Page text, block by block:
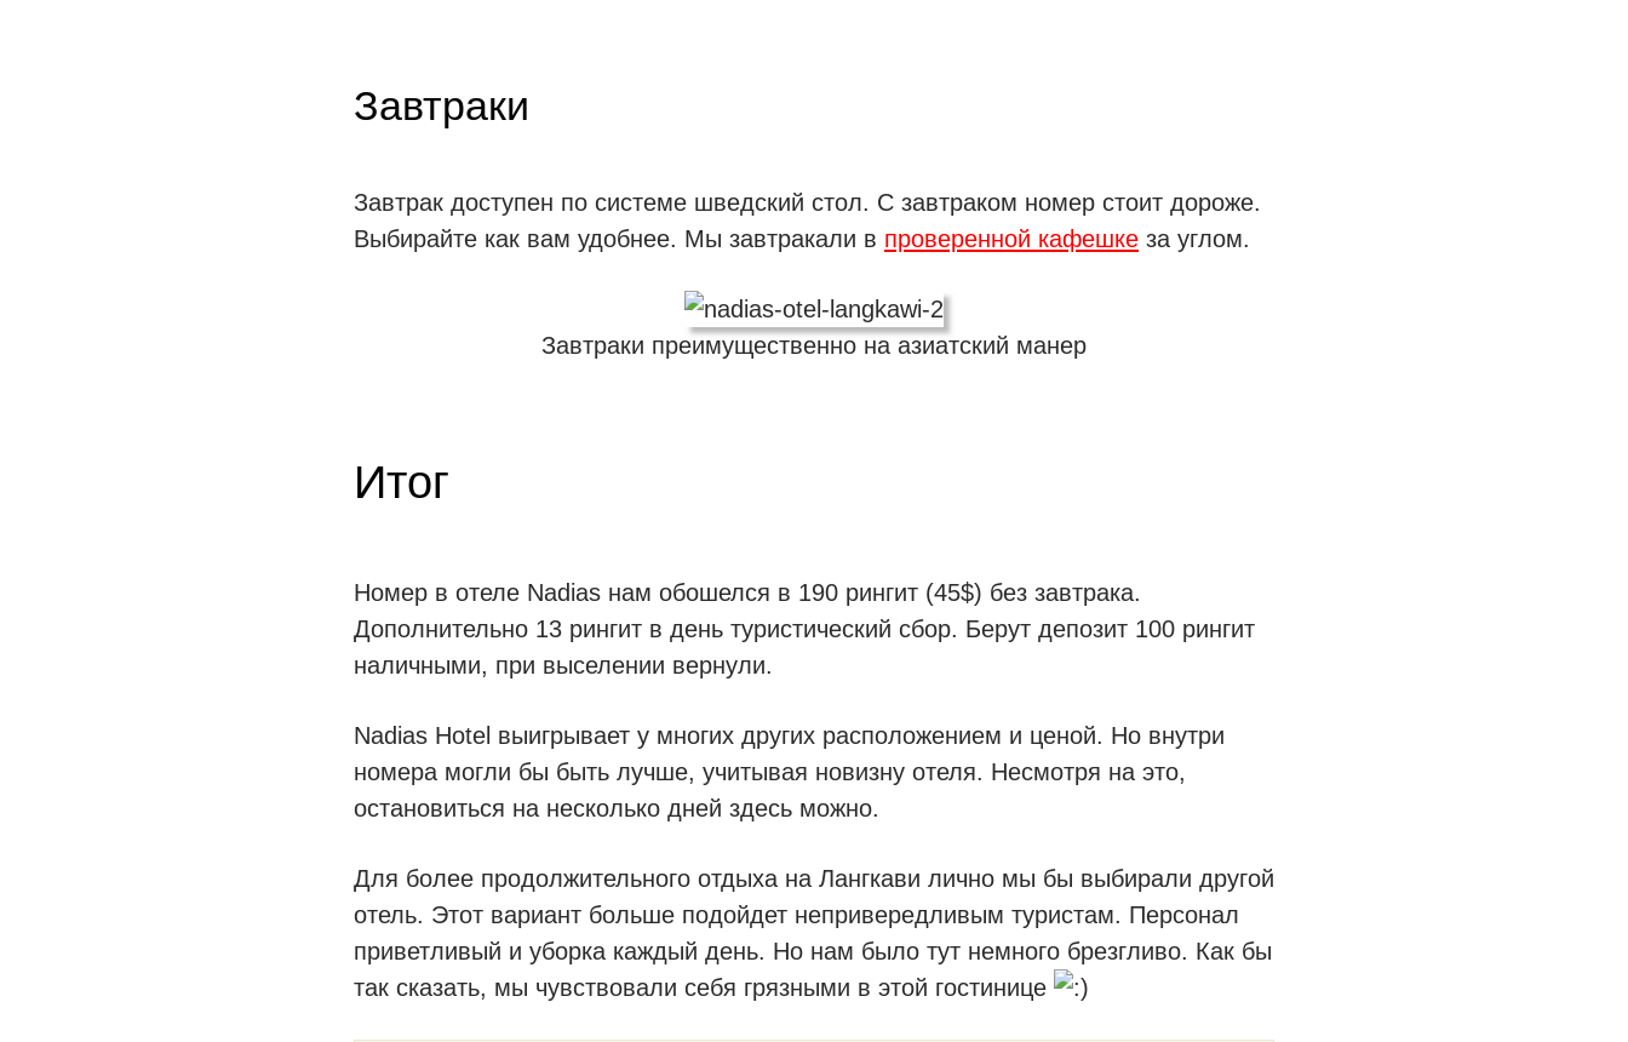
Завтраки
Завтрак доступен по системе шведский стол. С завтраком номер стоит дороже.
Выбирайте как вам удобнее. Мы завтракали в проверенной кафешке за углом.
Завтраки преимущественно на азиатский манер
Итог
Номер в отеле Nadias нам обошелся в 190 рингит (45$) без завтрака.
Дополнительно 13 рингит в день туристический сбор. Берут депозит 100 рингит
наличными, при выселении вернули.
Nadias Hotel выигрывает у многих других расположением и ценой. Но внутри
номера могли бы быть лучше, учитывая новизну отеля. Несмотря на это,
остановиться на несколько дней здесь можно.
Для более продолжительного отдыха на Лангкави лично мы бы выбирали другой
отель. Этот вариант больше подойдет непривередливым туристам. Персонал
приветливый и уборка каждый день. Но нам было тут немного брезгливо. Как бы
так сказать, мы чувствовали себя грязными в этой гостинице